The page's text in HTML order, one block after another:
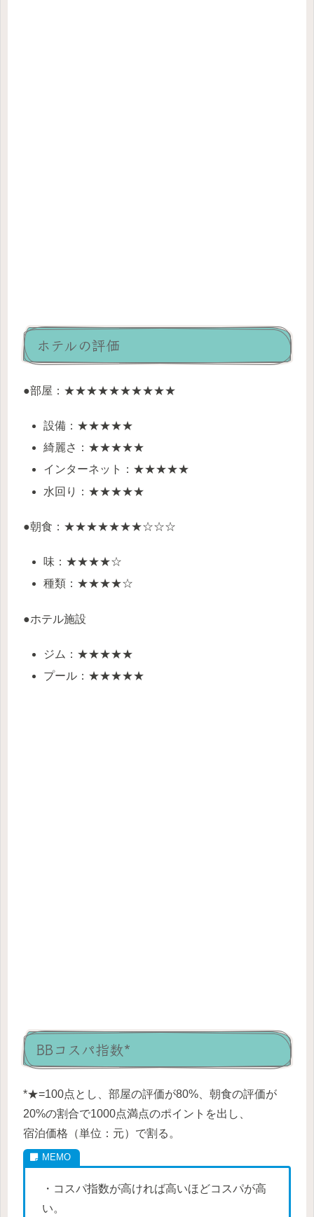
ホテルの評価
●部屋：★★★★★★★★★★
設備：★★★★★
綺麗さ：★★★★★
インターネット：★★★★★
水回り：★★★★★
●朝食：★★★★★★★☆☆☆
味：★★★★☆
種類：★★★★☆
●ホテル施設
ジム：★★★★★
プール：★★★★★
BBコスパ指数*
*★=100点とし、部屋の評価が80%、朝食の評価が
20%の割合で1000点満点のポイントを出し、
宿泊価格（単位：元）で割る。
・コスパ指数が高ければ高いほどコスパが高
い。